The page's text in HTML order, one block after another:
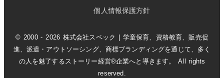
個人情報保護方針
© 2000 - 2026 株式会社スペック | 学童保育、資格教育、販売促
進、派遣・アウトソーシング、商標ブランディングを通じて、多く
の人を魅了するストーリー経営®企業へと導きます。 All rights
reserved.